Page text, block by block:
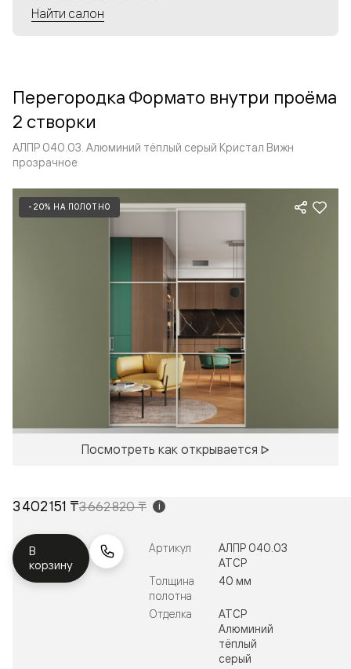
с алюминиевыми дверьми и легко сочетаются в одном
алюминиевых перегородок и дверей координируется
со стеновыми панелями Волховец.
Найти салон
Перегородка Формато внутри проёма
2 створки
АЛПР 040.03. Алюминий тёплый серый Кристал Вижн
прозрачное
-20% НА ПОЛОТНО
Посмотреть как открывается
3 402 151 ₸3 662 820 ₸ i
В
корзину
Артикул
АЛПР 040.03
АТСР
Толщина
полотна
40 мм
Отделка
АТСР
Алюминий
тёплый
серый